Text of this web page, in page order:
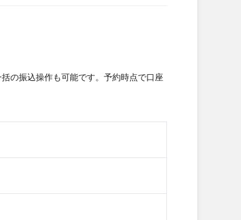
の振込操作も可能です。予約時点で口座